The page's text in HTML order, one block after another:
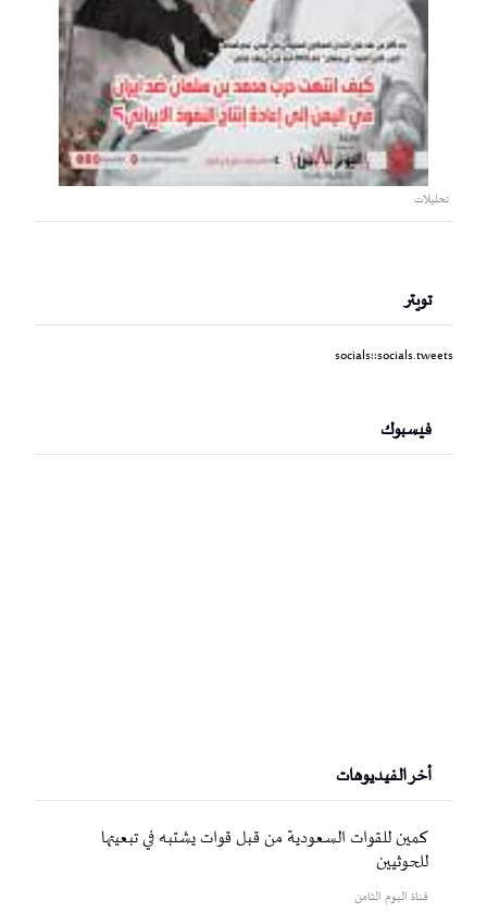
تحليلات
تويتر
socials::socials.tweets
فيسبوك
أخر الفيديوهات
كمين للقوات السعودية من قبل قوات يشتبه في تبعيتها
للحوثيين
قناة اليوم الثامن